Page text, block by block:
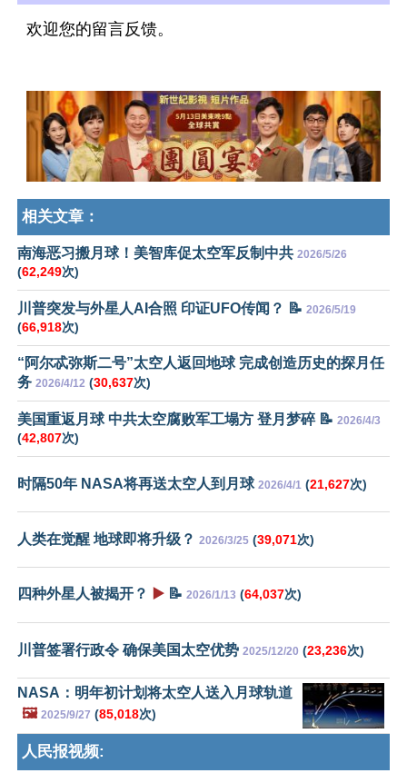
欢迎您的留言反馈。
相关文章：
南海恶习搬月球！美智库促太空军反制中共 2026/5/26
(62,249次)
川普突发与外星人AI合照 印证UFO传闻？ 📝 2026/5/19
(66,918次)
“阿尔忒弥斯二号”太空人返回地球 完成创造历史的探月任
务 2026/4/12 (30,637次)
美国重返月球 中共太空腐败军工塌方 登月梦碎 📝 2026/4/3
(42,807次)
时隔50年 NASA将再送太空人到月球 2026/4/1 (21,627次)
人类在觉醒 地球即将升级？ 2026/3/25 (39,071次)
四种外星人被揭开？ ▶️ 📝 2026/1/13 (64,037次)
川普签署行政令 确保美国太空优势 2025/12/20 (23,236次)
NASA：明年初计划将太空人送入月球轨道
🖼️ 2025/9/27 (85,018次)
人民报视频: